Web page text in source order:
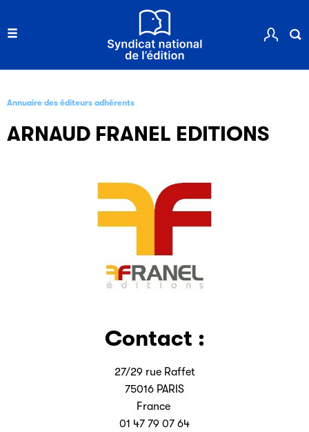
Annuaire des éditeurs adhérents
ARNAUD FRANEL EDITIONS
Contact :
27/29 rue Raffet
75016 PARIS
France
01 47 79 07 64